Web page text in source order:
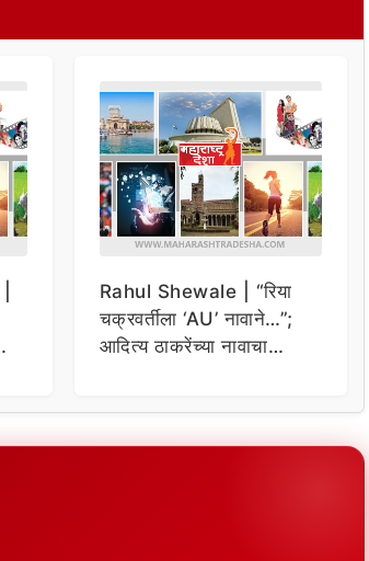
Rahul Shewale | “रिया
चक्रवर्तीला ‘AU’ नावाने…”;
आदित्य ठाकरेंच्या नावाचा